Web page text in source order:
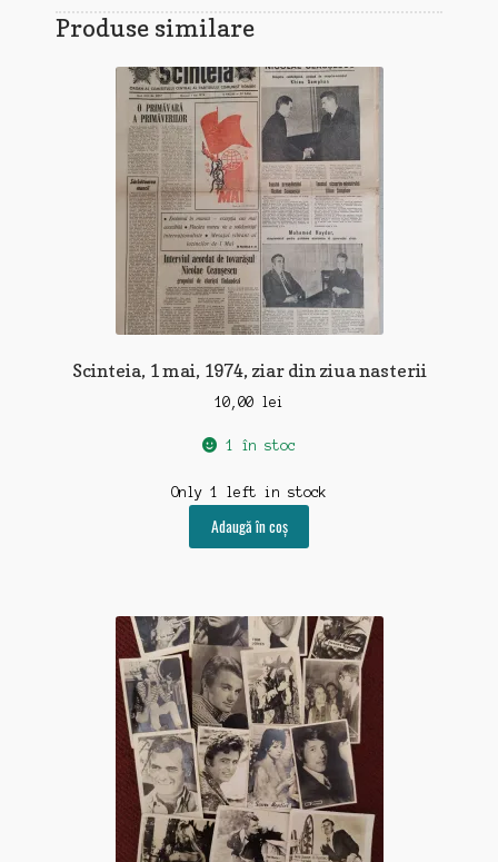
Produse similare
Scinteia, 1 mai, 1974, ziar din ziua nasterii
10,00 lei
1 în stoc
Only 1 left in stock
Adaugă în coș